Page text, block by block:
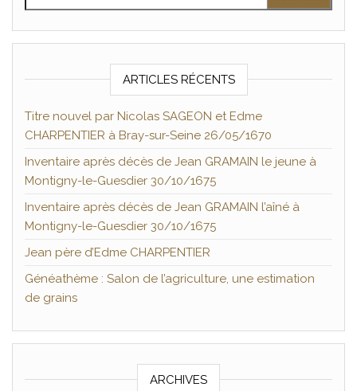
ARTICLES RÉCENTS
Titre nouvel par Nicolas SAGEON et Edme
CHARPENTIER à Bray-sur-Seine 26/05/1670
Inventaire après décès de Jean GRAMAIN le jeune à
Montigny-le-Guesdier 30/10/1675
Inventaire après décès de Jean GRAMAIN l’aîné à
Montigny-le-Guesdier 30/10/1675
Jean père d’Edme CHARPENTIER
Généathème : Salon de l’agriculture, une estimation
de grains
ARCHIVES